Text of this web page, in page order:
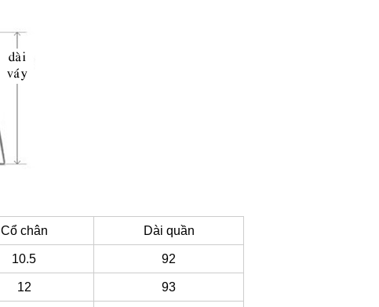
Cổ chân Dài quần
10.5 92
12 93